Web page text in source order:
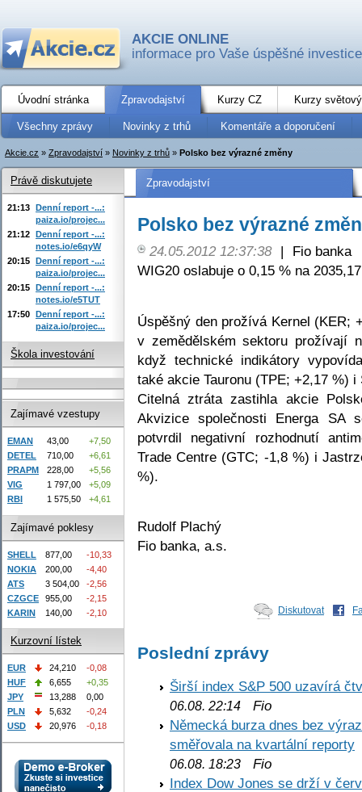
AKCIE ONLINE
informace pro Vaše úspěšné investice
Úvodní stránka Zpravodajství Kurzy CZ Kurzy
Všechny zprávy Novinky z trhů Komentáře a doporučení
Akcie.cz » Zpravodajství » Novinky z trhů » Polsko bez výrazné změny
Zpravodajství
Polsko bez výrazné
24.05.2012 12:37:38 |
Fio banka
WIG20 oslabuje o 0,15 % na
Úspěšný den prožívá Kernel (KER;
v zemědělském sektoru prožívají
když technické indikátory
také akcie Tauronu (TPE; +2,17 %)
Citelná ztráta zastihla akcie
Akvizice společnosti Energa SA
potvrdil negativní rozhodnutí
Trade Centre (GTC; -1,8 %) i
%).
Rudolf Plachý
Fio banka, a.s.
Diskutovat
Poslední zprávy
Širší index S&P 500 uzavírá
06.08. 22:14 Fio
Německá burza dnes bez
směřovala na kvartální reporty
06.08. 18:23 Fio
Index Dow Jones se drží v
Právě diskutujete
21:13 Denní report -...:
paiza.io/projec...
21:12 Denní report -...:
notes.io/e6qyW
20:15 Denní report -...:
paiza.io/projec...
20:15 Denní report -...:
notes.io/e5TUT
17:50 Denní report -...:
paiza.io/projec...
Škola investování
Zajímavé vzestupy
EMAN 43,00
+7,50
DETEL
710,00
+6,61
PRAPM
228,00
+5,56
VIG
1 797,00
+5,09
RBI
1 575,50 +4,61
Zajímavé poklesy
SHELL 877,00
-10,33
NOKIA
200,00
-4,40
ATS
3 504,00
-2,56
CZGCE
955,00
-2,15
KARIN
140,00 -2,10
Kurzovní lístek
EUR 24,210
-0,08
HUF
6,655
+0,35
JPY
13,288
0,00
PLN
5,632
-0,24
USD
20,976 -0,18